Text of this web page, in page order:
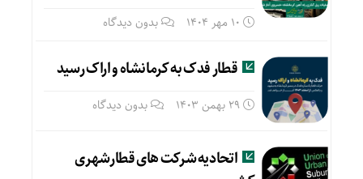
10 مهر 1404 بدون دیدگاه
قطار فدک به کرمانشاه و اراک رسید
29 بهمن 1403 بدون دیدگاه
اتحادیه شرکت های قطارشهری